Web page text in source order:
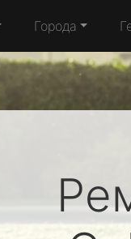
Города